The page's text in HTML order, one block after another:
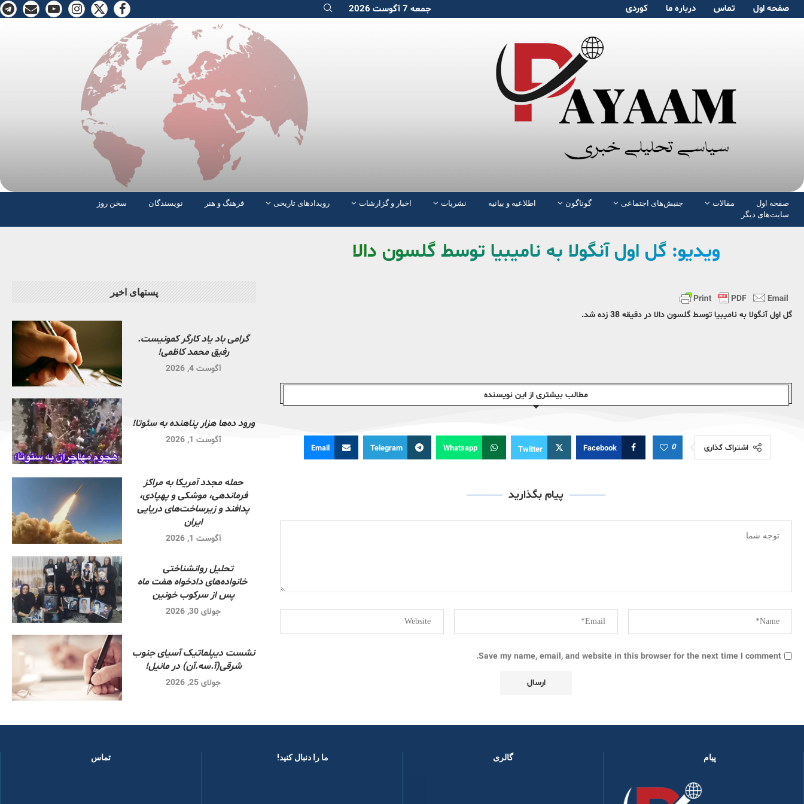
صفحە اول تماس دربارە ما کوردی جمعه 7 آگوست 2026
صفحە اول مقالات جنبش‌های اجتماعی گوناگون اطلاعیه و بیانیه نشریات اخبار و گزارشات رویدادهای تاریخی فرهنگ و هنر نویسندگان
سخن روز
سایت‌های دیگر
ویدیو: گل اول آنگولا به نامیبیا توسط گلسون دالا
گل اول آنگولا به نامیبیا توسط گلسون دالا در دقیقه 38 زده شد.
مطالب بیشتری از این نویسندە
اشتراک گذاری 0
Facebook
Twitter
Whatsapp
Telegram
Email
پیام بگذارید
Save my name, email, and website in this browser for the next time I comment.
پستهای اخیر
گرامی باد یاد کارگر کمونیست.
رفیق محمد کاظمی!
آگوست 4, 2026
ورود ده‌ها هزار پناهنده به سئوتا!
آگوست 1, 2026
حمله مجدد آمریکا به مراکز
فرماندهی، موشکی و پهپادی،
پدافند و زیرساخت‌های دریایی
ایران
آگوست 1, 2026
تحلیل روانشناختی
خانواده‌های دادخواه هفت ماه
پس از سرکوب خونین
جولای 30, 2026
نشست دیپلماتیک آسیای جنوب
شرقی‌(آ.سه.آن) در مانیل!
جولای 25, 2026
پیام گالری ما را دنبال کنید! ​ تماس